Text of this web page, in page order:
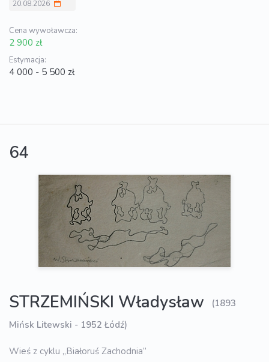
20.08.2026
Cena wywoławcza:
2 900 zł
Estymacja:
4 000 - 5 500 zł
64
STRZEMIŃSKI Władysław
(1893
Mińsk Litewski - 1952 Łódź)
Wieś z cyklu „Białoruś Zachodnia”